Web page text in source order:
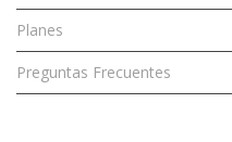
Planes
Preguntas Frecuentes